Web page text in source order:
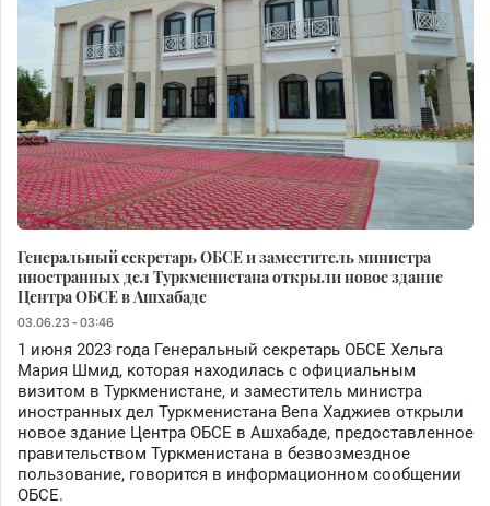
Генеральный секретарь ОБСЕ и заместитель министра
иностранных дел Туркменистана открыли новое здание
Центра ОБСЕ в Ашхабаде
03.06.23 - 03:46
1 июня 2023 года Генеральный секретарь ОБСЕ Хельга
Мария Шмид, которая находилась с официальным
визитом в Туркменистане, и заместитель министра
иностранных дел Туркменистана Вепа Хаджиев открыли
новое здание Центра ОБСЕ в Ашхабаде, предоставленное
правительством Туркменистана в безвозмездное
пользование, говорится в информационном сообщении
ОБСЕ.